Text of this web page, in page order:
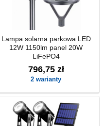
Lampa solarna parkowa LED
12W 1150lm panel 20W
LiFePO4
796,75 zł
2 warianty